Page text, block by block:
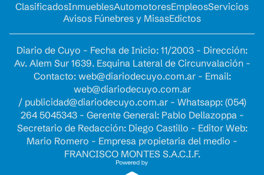
ClasificadosInmueblesAutomotoresEmpleosServicios
Avisos Fúnebres y MisasEdictos
Diario de Cuyo - Fecha de Inicio: 11/2003 - Dirección:
Av. Alem Sur 1639. Esquina Lateral de Circunvalación -
Contacto: web@diariodecuyo.com.ar- Email:
web@diariodecuyo.com.ar
/ publicidad@diariodecuyo.com.ar- Whatsapp: (054)
264 5045343 - Gerente General: Pablo Dellazoppa -
Secretario de Redacción: Diego Castillo - Editor Web:
Mario Romero - Empresa propietaria del medio -
FRANCISCO MONTES S.A.C.I.F.